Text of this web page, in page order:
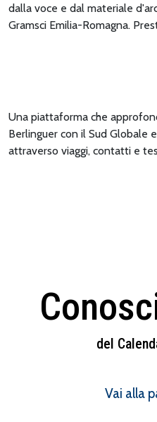
dalla voce e dal materiale
Gramsci Emilia-Romagna.
Una piattaforma che
Berlinguer con il Sud Globale
attraverso viaggi, contatti e
del
Vai alla